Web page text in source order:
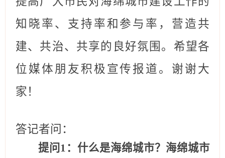
知晓率、支持率和参与率，营造共
建、共治、共享的良好氛围。希望各
位媒体朋友积极宣传报道。谢谢大
家！
答记者问：
提问1：什么是海绵城市？海绵城市